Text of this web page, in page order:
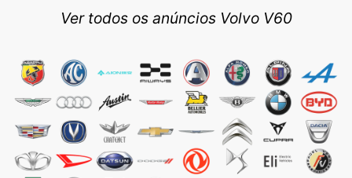
Ver todos os anúncios Volvo V60